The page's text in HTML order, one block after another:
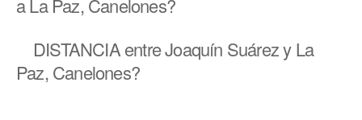
a La Paz, Canelones?
DISTANCIAentre Joaquín Suárez y La
Paz, Canelones?